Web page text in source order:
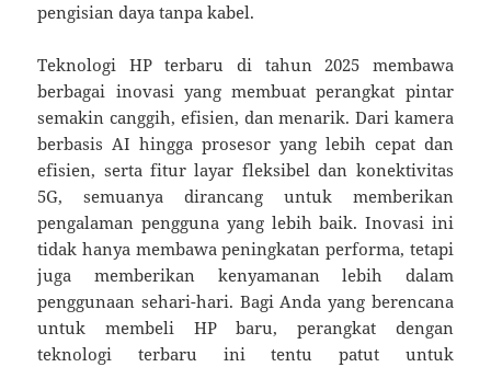
pengisian daya tanpa kabel.
Teknologi HP terbaru di tahun 2025 membawa
berbagai inovasi yang membuat perangkat pintar
semakin canggih, efisien, dan menarik. Dari kamera
berbasis AI hingga prosesor yang lebih cepat dan
efisien, serta fitur layar fleksibel dan konektivitas
5G, semuanya dirancang untuk memberikan
pengalaman pengguna yang lebih baik. Inovasi ini
tidak hanya membawa peningkatan performa, tetapi
juga memberikan kenyamanan lebih dalam
penggunaan sehari-hari. Bagi Anda yang berencana
untuk membeli HP baru, perangkat dengan
teknologi terbaru ini tentu patut untuk